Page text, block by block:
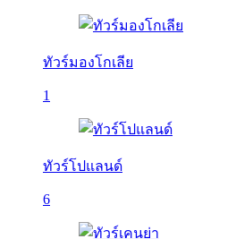
ทัวร์มองโกเลีย
1
ทัวร์โปแลนด์
6